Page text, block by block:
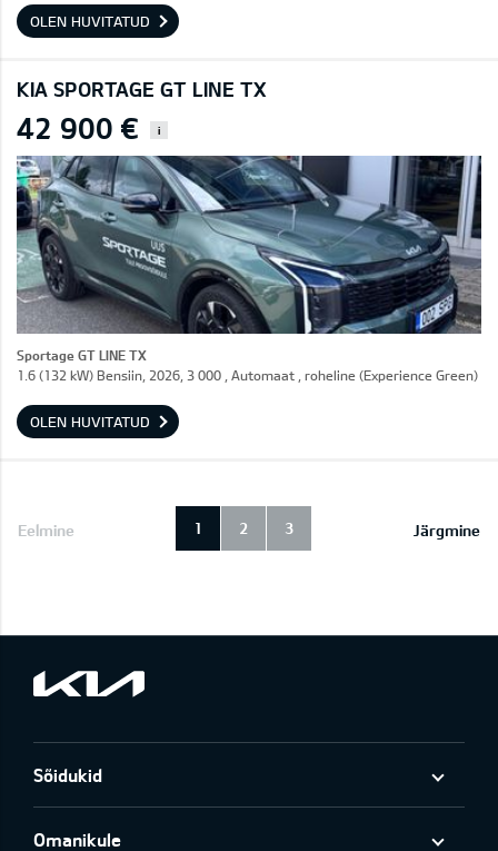
OLEN HUVITATUD
KIA SPORTAGE GT LINE TX
42 900 € i
Sportage GT LINE TX
1.6 (132 kW) Bensiin, 2026, 3 000 , Automaat , roheline (Experience Green)
OLEN HUVITATUD
Eelmine Järgmine
1 2 3
Sõidukid
Omanikule